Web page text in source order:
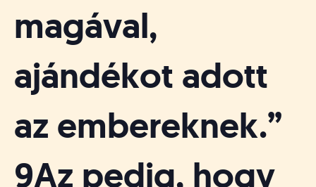
magával,
ajándékot adott
az embereknek.”
9Az pedig, hogy